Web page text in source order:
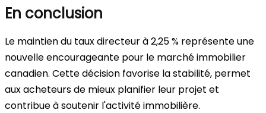
En conclusion
Le maintien du taux directeur à 2,25 % représente une
nouvelle encourageante pour le marché immobilier
canadien. Cette décision favorise la stabilité, permet
aux acheteurs de mieux planifier leur projet et
contribue à soutenir l'activité immobilière.